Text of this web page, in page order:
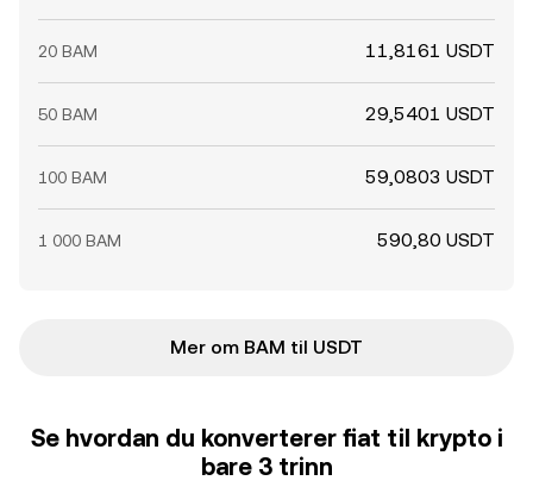
20 BAM 11,8161 USDT
50 BAM 29,5401 USDT
100 BAM 59,0803 USDT
1 000 BAM 590,80 USDT
Mer om BAM til USDT
Se hvordan du konverterer fiat til krypto i
bare 3 trinn